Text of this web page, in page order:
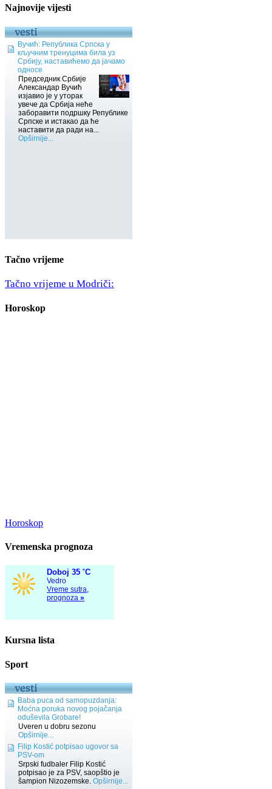
Najnovije vijesti
Tačno vrijeme
Tačno vrijeme u Modriči:
Horoskop
Horoskop
Vremenska prognoza
Kursna lista
Sport